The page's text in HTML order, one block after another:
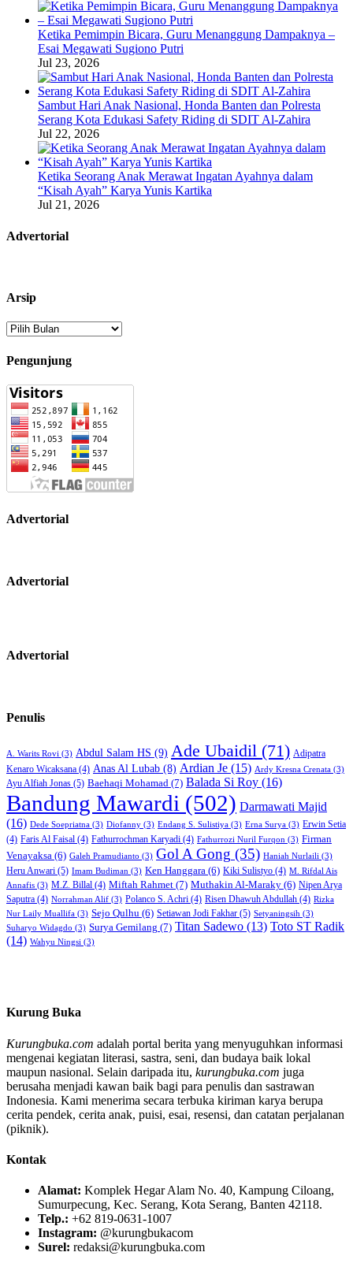
Ketika Pemimpin Bicara, Guru Menanggung Dampaknya –
Esai Megawati Sugiono Putri
Jul 23, 2026
Sambut Hari Anak Nasional, Honda Banten dan Polresta
Serang Kota Edukasi Safety Riding di SDIT Al-Zahira
Jul 22, 2026
Ketika Seorang Anak Merawat Ingatan Ayahnya dalam
“Kisah Ayah” Karya Yunis Kartika
Jul 21, 2026
Advertorial
Arsip
Arsip
Pengunjung
Advertorial
Advertorial
Advertorial
Penulis
A. Warits Rovi (3) Abdul Salam HS (9) Ade Ubaidil (71) Adipatra
Kenaro Wicaksana (4) Anas Al Lubab (8) Ardian Je (15) Ardy Kresna Crenata (3)
Ayu Alfiah Jonas (5) Baehaqi Mohamad (7) Balada Si Roy (16)
Bandung Mawardi (502) Darmawati Majid
(16) Dede Soepriatna (3) Diofanny (3) Endang S. Sulistiya (3) Erna Surya (3) Erwin Setia
(4) Faris Al Faisal (4) Fathurrochman Karyadi (4) Fathurrozi Nuril Furqon (3) Firman
Venayaksa (6) Galeh Pramudianto (3) Gol A Gong (35) Haniah Nurlaili (3)
Heru Anwari (5) Imam Budiman (3) Ken Hanggara (6) Kiki Sulistyo (4) M. Rifdal Ais
Annafis (3) M.Z. Billal (4) Miftah Rahmet (7) Muthakin Al-Maraky (6) Nipen Arya
Saputra (4) Norrahman Alif (3) Polanco S. Achri (4) Risen Dhawuh Abdullah (4) Rizka
Nur Laily Muallifa (3) Sejo Qulhu (6) Setiawan Jodi Fakhar (5) Setyaningsih (3)
Suharyo Widagdo (3) Surya Gemilang (7) Titan Sadewo (13) Toto ST Radik
(14) Wahyu Ningsi (3)
Kurung Buka
Kurungbuka.com adalah portal berita yang menyuguhkan informasi
mengenai kegiatan literasi, sastra, seni, dan budaya baik lokal
maupun nasional. Selain daripada itu, kurungbuka.com juga
berusaha menjadi kawan baik bagi para penulis dan sastrawan
Indonesia. Kami menerima secara terbuka kiriman karya berupa
cerita pendek, cerita anak, puisi, esai, resensi, dan catatan perjalanan
(piknik).
Kontak
Alamat: Komplek Hegar Alam No. 40, Kampung Ciloang,
Sumurpecung, Kec. Serang, Kota Serang, Banten 42118.
Telp.: +62 819-0631-1007
Instagram: @kurungbukacom
Surel: redaksi@kurungbuka.com